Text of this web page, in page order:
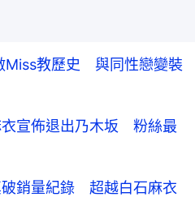
Miss教歷史 與同性戀變裝
衣宣佈退出乃木坂 粉絲最
破銷量紀錄 超越白石麻衣